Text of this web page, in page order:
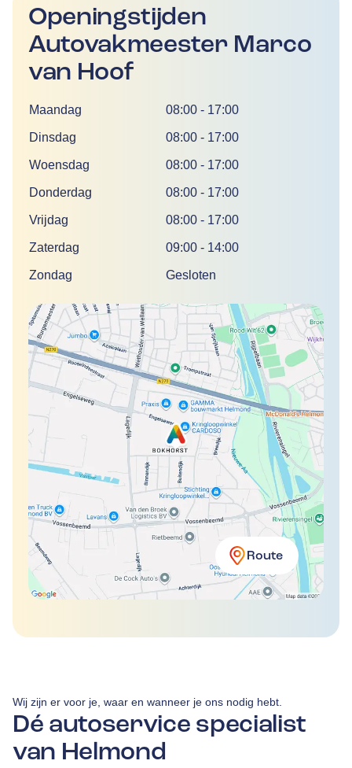
Openingstijden
Autovakmeester Marco
van Hoof
DagTijd
Maandag 08:00 - 17:00
Dinsdag 08:00 - 17:00
Woensdag 08:00 - 17:00
Donderdag 08:00 - 17:00
Vrijdag 08:00 - 17:00
Zaterdag 09:00 - 14:00
Zondag Gesloten
Route
Dé autoservice specialist
van Helmond
Wij zijn er voor je, waar en wanneer je ons nodig hebt.